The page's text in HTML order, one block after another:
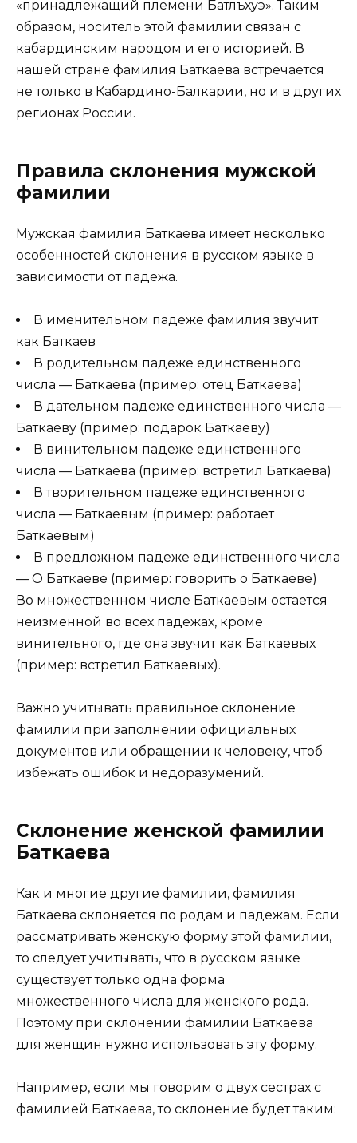
«принадлежащий племени Батлъхуэ». Таким
образом, носитель этой фамилии связан с
кабардинским народом и его историей. В
нашей стране фамилия Баткаева встречается
не только в Кабардино-Балкарии, но и в других
регионах России.
Правила склонения мужской
фамилии
Мужская фамилия Баткаева имеет несколько
особенностей склонения в русском языке в
зависимости от падежа.
В именительном падеже фамилия звучит
как Баткаев
В родительном падеже единственного
числа — Баткаева (пример: отец Баткаева)
В дательном падеже единственного числа —
Баткаеву (пример: подарок Баткаеву)
В винительном падеже единственного
числа — Баткаева (пример: встретил Баткаева)
В творительном падеже единственного
числа — Баткаевым (пример: работает
Баткаевым)
В предложном падеже единственного числа
— О Баткаеве (пример: говорить о Баткаеве)
Во множественном числе Баткаевым остается
неизменной во всех падежах, кроме
винительного, где она звучит как Баткаевых
(пример: встретил Баткаевых).
Важно учитывать правильное склонение
фамилии при заполнении официальных
документов или обращении к человеку, чтоб
избежать ошибок и недоразумений.
Склонение женской фамилии
Баткаева
Как и многие другие фамилии, фамилия
Баткаева склоняется по родам и падежам. Если
рассматривать женскую форму этой фамилии,
то следует учитывать, что в русском языке
существует только одна форма
множественного числа для женского рода.
Поэтому при склонении фамилии Баткаева
для женщин нужно использовать эту форму.
Например, если мы говорим о двух сестрах с
фамилией Баткаева, то склонение будет таким: